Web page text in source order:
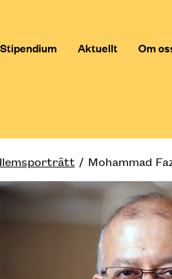
Stipendium Aktuellt Om
Mohammad